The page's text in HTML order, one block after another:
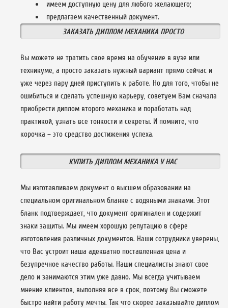
имеем доступную цену для любого желающего;
предлагаем качественный документ.
ЗАКАЗАТЬ ДИПЛОМ МЕХАНИКА ПРОСТО
Вы можете не тратить свое время на обучение в вузе или
техникуме, а просто заказать нужный вариант прямо сейчас и
уже через пару дней приступить к работе. Но для того, чтобы не
ошибиться и сделать успешную карьеру, советуем Вам сначала
приобрести диплом второго механика и поработать над
практикой, узнать все тонкости и секреты. И помните, что
корочка – это средство достижения успеха.
КУПИТЬ ДИПЛОМ МЕХАНИКА У НАС
Мы изготавливаем документ о высшем образовании на
специальном оригинальном бланке с водяными знаками. Этот
бланк подтверждает, что документ оригинален и содержит
знаки защиты. Мы имеем хорошую репутацию в сфере
изготовления различных документов. Наши сотрудники уверены,
что Вас устроит наша адекватно поставленная цена и
безупречное качество работы. Наши специалисты знают свое
дело и занимаются этим уже давно. Мы всегда учитываем
мнение клиентов, выполняя все в срок, поэтому Вы сможете
быстро найти работу мечты. Так что скорее заказывайте диплом